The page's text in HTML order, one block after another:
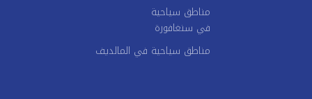
مناطق سياحية
في سنغافورة
مناطق سياحية في المالديف